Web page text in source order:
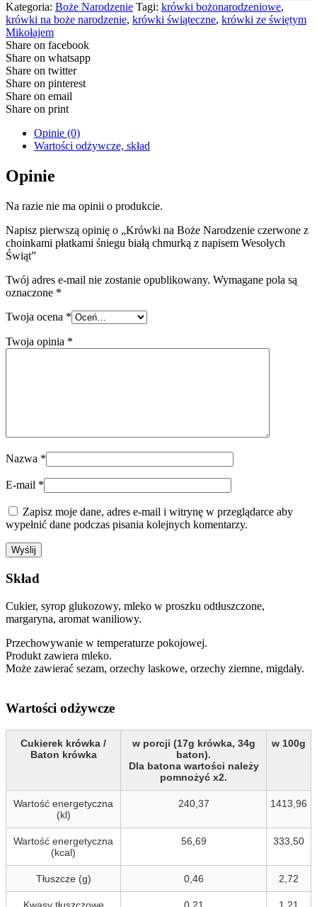
Kategoria: Boże Narodzenie Tagi: krówki bożonarodzeniowe,
krówki na boże narodzenie, krówki świąteczne, krówki ze świętym
Mikołajem
Share on facebook
Share on whatsapp
Share on twitter
Share on pinterest
Share on email
Share on print
Opinie (0)
Wartości odżywcze, skład
Opinie
Na razie nie ma opinii o produkcie.
Napisz pierwszą opinię o „Krówki na Boże Narodzenie czerwone z
choinkami płatkami śniegu białą chmurką z napisem Wesołych
Świąt”
Twój adres e-mail nie zostanie opublikowany. Wymagane pola są
oznaczone *
Twoja ocena *
Twoja opinia *
Nazwa *
E-mail *
Zapisz moje dane, adres e-mail i witrynę w przeglądarce aby
wypełnić dane podczas pisania kolejnych komentarzy.
Skład
Cukier, syrop glukozowy, mleko w proszku odtłuszczone,
margaryna, aromat waniliowy.
Przechowywanie w temperaturze pokojowej.
Produkt zawiera mleko.
Może zawierać sezam, orzechy laskowe, orzechy ziemne, migdały.
Wartości odżywcze
Cukierek krówka /
Baton krówka
w porcji (17g krówka, 34g
baton).
Dla batona wartości należy
pomnożyć x2.
w 100g
Wartość energetyczna
(kl)
240,37 1413,96
Wartość energetyczna
(kcal)
56,69 333,50
Tłuszcze (g) 0,46 2,72